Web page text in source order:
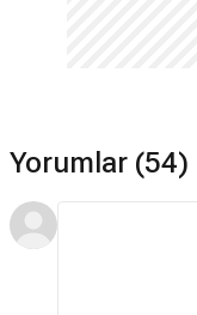
Yorumlar (54)